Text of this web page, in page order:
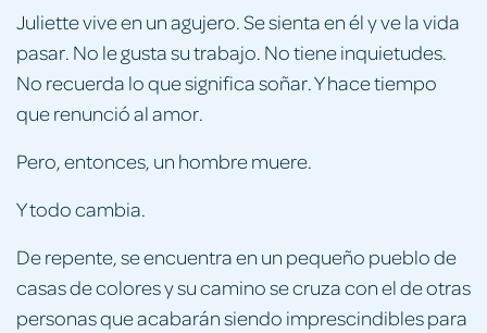
Juliette vive en un agujero. Se sienta en él y ve la vida
pasar. No le gusta su trabajo. No tiene inquietudes.
No recuerda lo que significa soñar. Y hace tiempo
que renunció al amor.
Pero, entonces, un hombre muere.
Y todo cambia.
De repente, se encuentra en un pequeño pueblo de
casas de colores y su camino se cruza con el de otras
personas que acabarán siendo imprescindibles para